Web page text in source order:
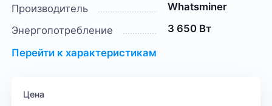
Производитель
Whatsminer
Энергопотребление
3 650 Вт
Перейти к характеристикам
Цена